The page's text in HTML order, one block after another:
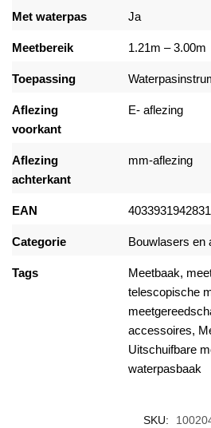
Met waterpas Ja
Meetbereik 1.21m – 3.00m
Toepassing
Aflezing
voorkant
E- aflezing
Aflezing
achterkant
mm-aflezing
EAN 4033931942831
Categorie Bouwlasers en
Tags Meetbaak,
telescopische
accessoires,
Uitschuifbare
waterpasbaak
SKU: